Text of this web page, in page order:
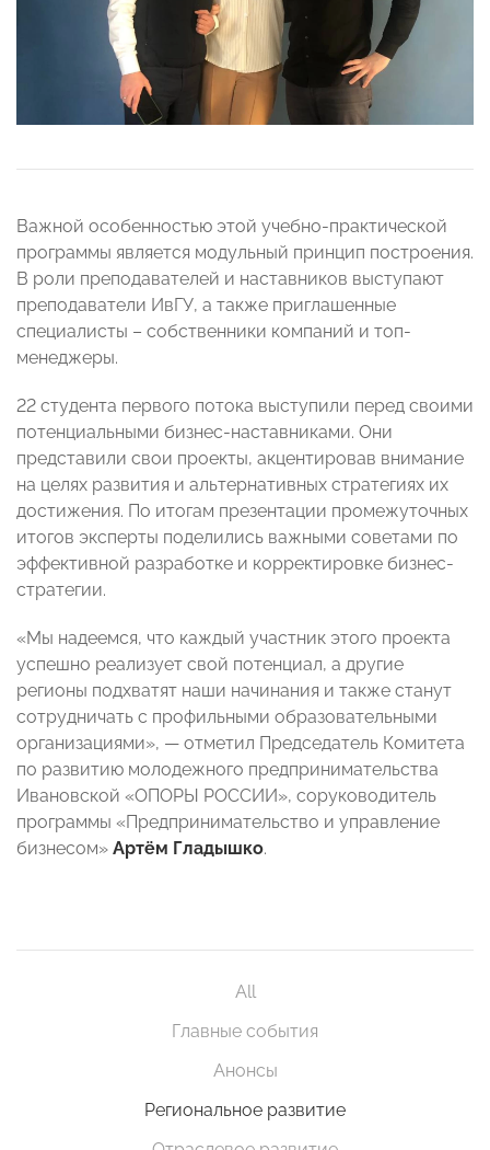
Важной особенностью этой учебно-практической
программы является модульный принцип построения.
В роли преподавателей и наставников выступают
преподаватели ИвГУ, а также приглашенные
специалисты – собственники компаний и топ-
менеджеры.
22 студента первого потока выступили перед своими
потенциальными бизнес-наставниками. Они
представили свои проекты, акцентировав внимание
на целях развития и альтернативных стратегиях их
достижения. По итогам презентации промежуточных
итогов эксперты поделились важными советами по
эффективной разработке и корректировке бизнес-
стратегии.
«Мы надеемся, что каждый участник этого проекта
успешно реализует свой потенциал, а другие
регионы подхватят наши начинания и также станут
сотрудничать с профильными образовательными
организациями», — отметил Председатель Комитета
по развитию молодежного предпринимательства
Ивановской «ОПОРЫ РОССИИ», соруководитель
программы «Предпринимательство и управление
бизнесом» Артём Гладышко.
All
Главные события
Анонсы
Региональное развитие